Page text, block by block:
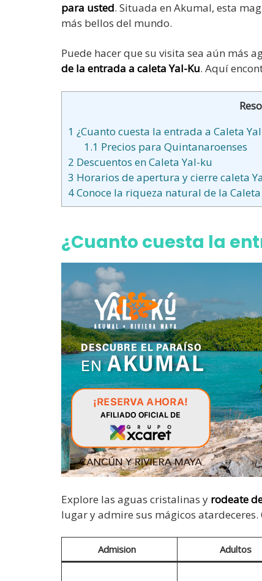
para usted. Situada en Akumal, esta
más bellos del mundo.
Puede hacer que su visita sea aún más
de la entrada a caleta Yal-Ku. Aquí
1 ¿Cuanto cuesta la entrada a Caleta
1.1 Precios para Quintanaroenses
2 Descuentos en Caleta Yal-ku
3 Horarios de apertura y cierre caleta
4Conoce la riqueza natural de la
¿Cuanto cuesta la
Explore las aguas cristalinas y rodeate
lugar y admire sus mágicos atardeceres.
Admision Adultos